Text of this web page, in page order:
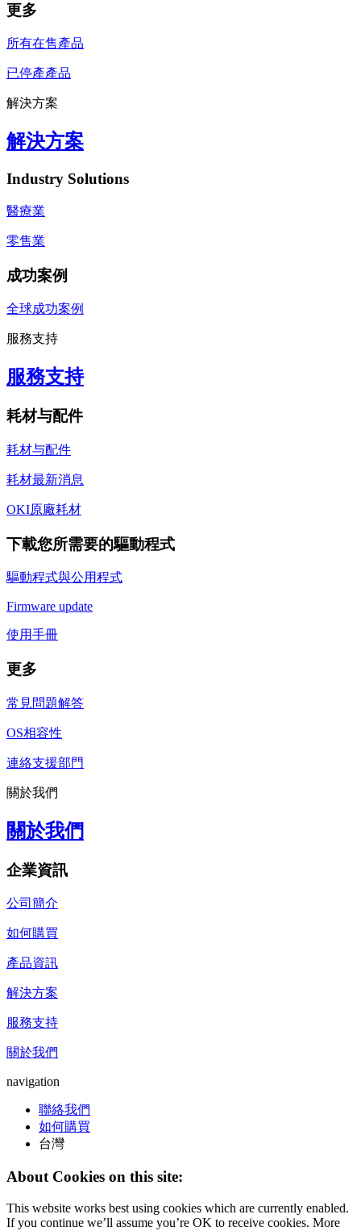
更多
所有在售產品
已停產產品
解決方案
解決方案
Industry Solutions
醫療業
零售業
成功案例
全球成功案例
服務支持
服務支持
耗材与配件
耗材与配件
耗材最新消息
OKI原廠耗材
下載您所需要的驅動程式
驅動程式與公用程式
Firmware update
使用手冊
更多
常見問題解答
OS相容性
連絡支援部門
關於我們
關於我們
企業資訊
公司簡介
如何購買
產品資訊
解決方案
服務支持
關於我們
navigation
聯絡我們
如何購買
台灣
About Cookies on this site:
This website works best using cookies which are currently enabled.
If you continue we’ll assume you’re OK to receive cookies. More